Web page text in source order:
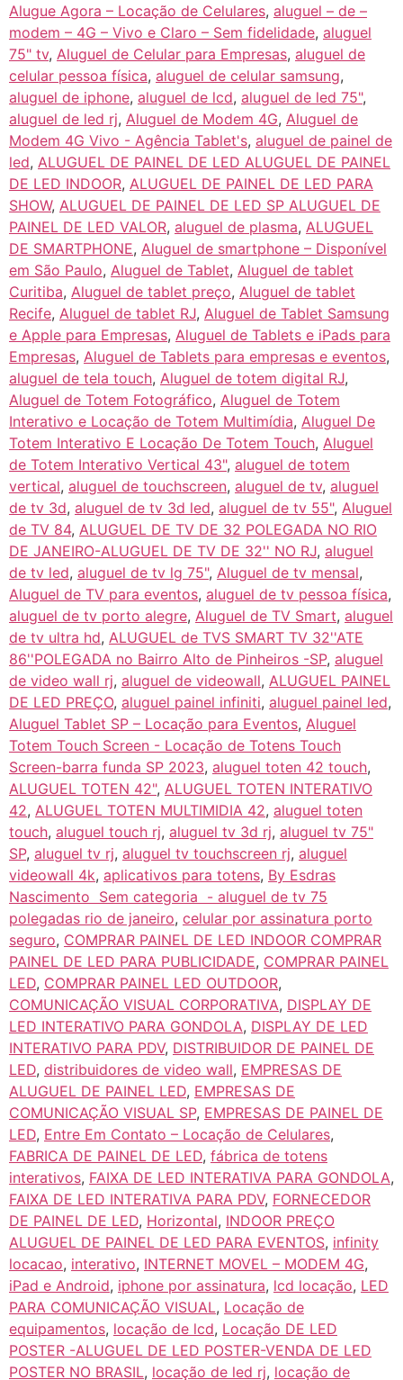
Alugue Agora – Locação de Celulares, aluguel – de –
modem – 4G – Vivo e Claro – Sem fidelidade, aluguel
75" tv, Aluguel de Celular para Empresas, aluguel de
celular pessoa física, aluguel de celular samsung,
aluguel de iphone, aluguel de lcd, aluguel de led 75",
aluguel de led rj, Aluguel de Modem 4G, Aluguel de
Modem 4G Vivo - Agência Tablet's, aluguel de painel de
led, ALUGUEL DE PAINEL DE LED ALUGUEL DE PAINEL
DE LED INDOOR, ALUGUEL DE PAINEL DE LED PARA
SHOW, ALUGUEL DE PAINEL DE LED SP ALUGUEL DE
PAINEL DE LED VALOR, aluguel de plasma, ALUGUEL
DE SMARTPHONE, Aluguel de smartphone – Disponível
em São Paulo, Aluguel de Tablet, Aluguel de tablet
Curitiba, Aluguel de tablet preço, Aluguel de tablet
Recife, Aluguel de tablet RJ, Aluguel de Tablet Samsung
e Apple para Empresas, Aluguel de Tablets e iPads para
Empresas, Aluguel de Tablets para empresas e eventos,
aluguel de tela touch, Aluguel de totem digital RJ,
Aluguel de Totem Fotográfico, Aluguel de Totem
Interativo e Locação de Totem Multimídia, Aluguel De
Totem Interativo E Locação De Totem Touch, Aluguel
de Totem Interativo Vertical 43", aluguel de totem
vertical, aluguel de touchscreen, aluguel de tv, aluguel
de tv 3d, aluguel de tv 3d led, aluguel de tv 55", Aluguel
de TV 84, ALUGUEL DE TV DE 32 POLEGADA NO RIO
DE JANEIRO-ALUGUEL DE TV DE 32'' NO RJ, aluguel
de tv led, aluguel de tv lg 75", Aluguel de tv mensal,
Aluguel de TV para eventos, aluguel de tv pessoa física,
aluguel de tv porto alegre, Aluguel de TV Smart, aluguel
de tv ultra hd, ALUGUEL de TVS SMART TV 32''ATE
86''POLEGADA no Bairro‎ Alto de Pinheiros‎ -SP, aluguel
de video wall rj, aluguel de videowall, ALUGUEL PAINEL
DE LED PREÇO, aluguel painel infiniti, aluguel painel led,
Aluguel Tablet SP – Locação para Eventos, Aluguel
Totem Touch Screen - Locação de Totens Touch
Screen-barra funda SP 2023, aluguel toten 42 touch,
ALUGUEL TOTEN 42", ALUGUEL TOTEN INTERATIVO
42, ALUGUEL TOTEN MULTIMIDIA 42, aluguel toten
touch, aluguel touch rj, aluguel tv 3d rj, aluguel tv 75"
SP, aluguel tv rj, aluguel tv touchscreen rj, aluguel
videowall 4k, aplicativos para totens, By Esdras
Nascimento Sem categoria - aluguel de tv 75
polegadas rio de janeiro, celular por assinatura porto
seguro, COMPRAR PAINEL DE LED INDOOR COMPRAR
PAINEL DE LED PARA PUBLICIDADE, COMPRAR PAINEL
LED, COMPRAR PAINEL LED OUTDOOR,
COMUNICAÇÃO VISUAL CORPORATIVA, DISPLAY DE
LED INTERATIVO PARA GONDOLA, DISPLAY DE LED
INTERATIVO PARA PDV, DISTRIBUIDOR DE PAINEL DE
LED, distribuidores de video wall, EMPRESAS DE
ALUGUEL DE PAINEL LED, EMPRESAS DE
COMUNICAÇÃO VISUAL SP, EMPRESAS DE PAINEL DE
LED, Entre Em Contato – Locação de Celulares,
FABRICA DE PAINEL DE LED, fábrica de totens
interativos, FAIXA DE LED INTERATIVA PARA GONDOLA,
FAIXA DE LED INTERATIVA PARA PDV, FORNECEDOR
DE PAINEL DE LED, Horizontal, INDOOR PREÇO
ALUGUEL DE PAINEL DE LED PARA EVENTOS, infinity
locacao, interativo, INTERNET MOVEL – MODEM 4G,
iPad e Android, iphone por assinatura, lcd locação, LED
PARA COMUNICAÇÃO VISUAL, Locação de
equipamentos, locação de lcd, Locação DE LED
POSTER -ALUGUEL DE LED POSTER-VENDA DE LED
POSTER NO BRASIL, locação de led rj, locação de